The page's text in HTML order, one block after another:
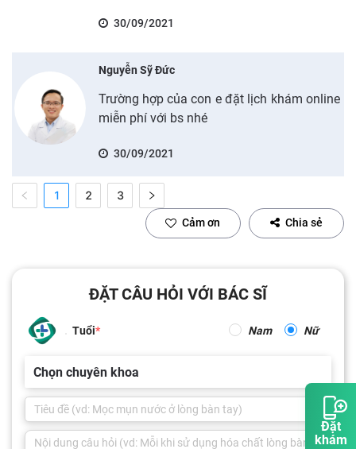
Đặt
khám
30/09/2021
Nguyễn Sỹ Đức
Trường hợp của con e đặt lịch khám online
miễn phí với bs nhé
30/09/2021
1 2 3
Cảm ơn Chia sẻ
ĐẶT CÂU HỎI VỚI BÁC SĨ
Tuổi Nam Nữ
Chọn chuyên khoa